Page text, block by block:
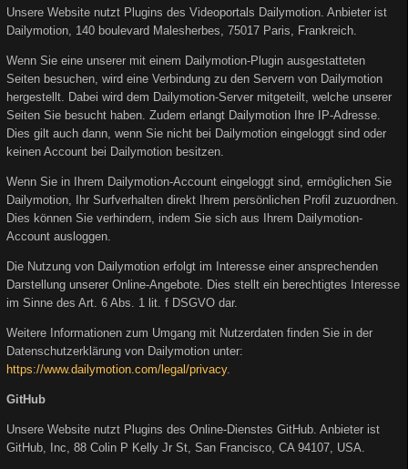
Unsere Website nutzt Plugins des Videoportals Dailymotion. Anbieter ist
Dailymotion, 140 boulevard Malesherbes, 75017 Paris, Frankreich.
Wenn Sie eine unserer mit einem Dailymotion-Plugin ausgestatteten
Seiten besuchen, wird eine Verbindung zu den Servern von Dailymotion
hergestellt. Dabei wird dem Dailymotion-Server mitgeteilt, welche unserer
Seiten Sie besucht haben. Zudem erlangt Dailymotion Ihre IP-Adresse.
Dies gilt auch dann, wenn Sie nicht bei Dailymotion eingeloggt sind oder
keinen Account bei Dailymotion besitzen.
Wenn Sie in Ihrem Dailymotion-Account eingeloggt sind, ermöglichen Sie
Dailymotion, Ihr Surfverhalten direkt Ihrem persönlichen Profil zuzuordnen.
Dies können Sie verhindern, indem Sie sich aus Ihrem Dailymotion-
Account ausloggen.
Die Nutzung von Dailymotion erfolgt im Interesse einer ansprechenden
Darstellung unserer Online-Angebote. Dies stellt ein berechtigtes Interesse
im Sinne des Art. 6 Abs. 1 lit. f DSGVO dar.
Weitere Informationen zum Umgang mit Nutzerdaten finden Sie in der
Datenschutzerklärung von Dailymotion unter:
https://www.dailymotion.com/legal/privacy.
GitHub
Unsere Website nutzt Plugins des Online-Dienstes GitHub. Anbieter ist
GitHub, Inc, 88 Colin P Kelly Jr St, San Francisco, CA 94107, USA.